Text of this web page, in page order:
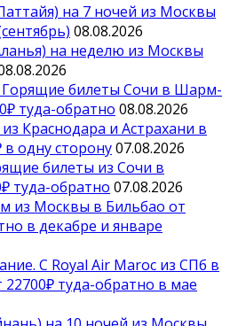
на 7 ночей из Москвы
08.08.2026
на неделю из Москвы
билеты Сочи в Шарм-
туда-обратно 08.08.2026
Краснодара и Астрахани в
одну сторону07.08.2026
билеты из Сочи в
туда-обратно 07.08.2026
из Москвы в Бильбао от
в декабре и январе
С Royal Air Maroc из СПб в
22700₽ туда-обратно в мае